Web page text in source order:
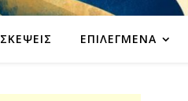
ΣΚΈΨΕΙΣ ΕΠΙΛΕΓΜΈΝΑ